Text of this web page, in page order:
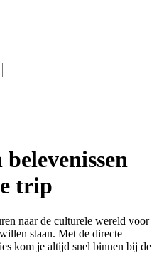
trip
naar de culturele wereld voor
staan. Met de directe
kom je altijd snel binnen bij de